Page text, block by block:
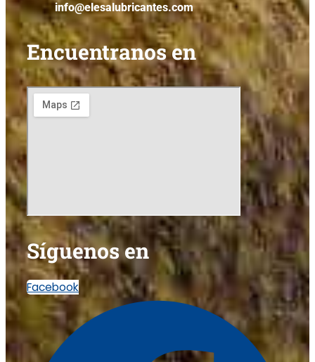
info@elesalubricantes.com
Encuentranos en
Síguenos en
Facebook